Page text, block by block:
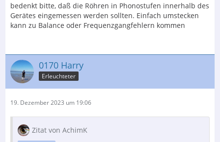
bedenkt bitte, daß die Röhren in Phonostufen innerhalb des
Gerätes eingemessen werden sollten. Einfach umstecken
kann zu Balance oder Frequenzgangfehlern kommen
0170 Harry
Erleuchteter
19. Dezember 2023 um 19:06
Zitat von AchimK